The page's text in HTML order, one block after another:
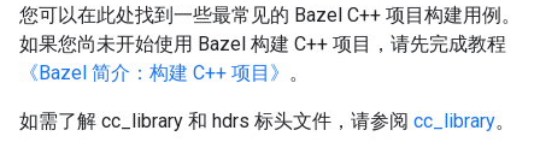
您可以在此处找到一些最常见的 Bazel C++ 项目构建用例。
如果您尚未开始使用 Bazel 构建 C++ 项目，请先完成教程
《Bazel 简介：构建 C++ 项目》 。
如需了解 cc_library 和 hdrs 标头文件，请参阅 cc_library。